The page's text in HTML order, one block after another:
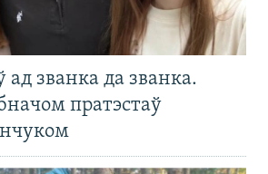
ад званка да званка.
пратэстаў